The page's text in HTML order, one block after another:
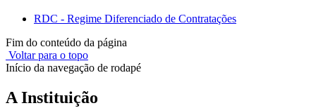
RDC - Regime Diferenciado de Contratações
Fim do conteúdo da página
Voltar para o topo
Início da navegação de rodapé
A Instituição